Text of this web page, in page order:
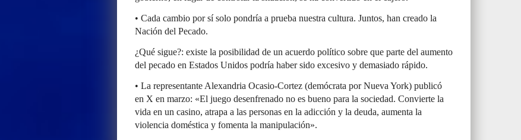
• Cada cambio por sí solo pondría a prueba nuestra cultura. Juntos, han creado la
Nación del Pecado.
¿Qué sigue?: existe la posibilidad de un acuerdo político sobre que parte del aumento
del pecado en Estados Unidos podría haber sido excesivo y demasiado rápido.
• La representante Alexandria Ocasio-Cortez (demócrata por Nueva York) publicó
en X en marzo: «El juego desenfrenado no es bueno para la sociedad. Convierte la
vida en un casino, atrapa a las personas en la adicción y la deuda, aumenta la
violencia doméstica y fomenta la manipulación».